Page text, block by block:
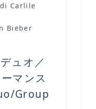
Carlile
Bieber
ュオ／
マンス
Group